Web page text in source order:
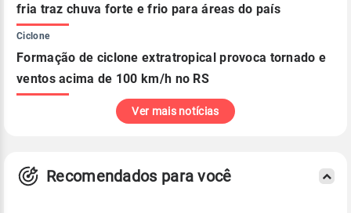
fria traz chuva forte e frio para áreas do país
Ciclone
Formação de ciclone extratropical provoca tornado e
ventos acima de 100 km/h no RS
Ver mais notícias
Recomendados para você